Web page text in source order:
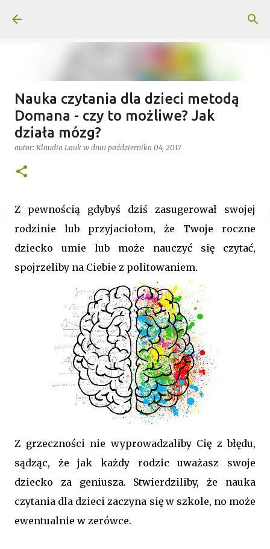
Nauka czytania dla dzieci metodą
Domana - czy to możliwe? Jak
działa mózg?
autor: Klaudia Lauk w dniu października 04, 2017
Z pewnością gdybyś dziś zasugerował swojej
rodzinie lub przyjaciołom, że Twoje roczne
dziecko umie lub może nauczyć się czytać,
spojrzeliby na Ciebie z politowaniem.
Z grzeczności nie wyprowadzaliby Cię z błędu,
sądząc, że jak każdy rodzic uważasz swoje
dziecko za geniusza. Stwierdziliby, że nauka
czytania dla dzieci zaczyna się w szkole, no może
ewentualnie w zerówce.